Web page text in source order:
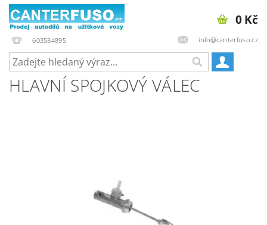
603584895 info@canterfuso.cz
0 Kč
HLAVNÍ SPOJKOVÝ VÁLEC